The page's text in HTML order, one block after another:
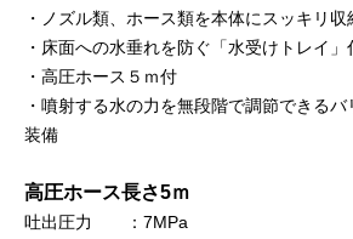
・ノズル類、ホース類を本体にスッキリ収
・床面への水垂れを防ぐ「水受けトレイ」
・高圧ホース５ｍ付
・噴射する水の力を無段階で調節できる
装備
高圧ホース長さ5ｍ
吐出圧力 ：7MPa